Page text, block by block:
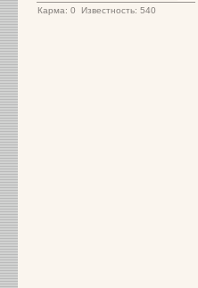
Карма: 0 Известность: 540